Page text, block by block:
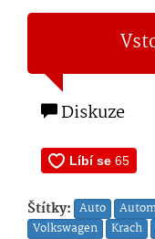
Diskuze
Štítky: Auto
Volkswagen
Krach